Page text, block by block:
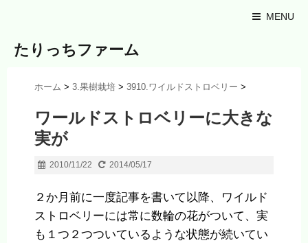
MENU
たりっちファーム
ホーム > 3.果樹栽培 > 3910.ワイルドストロベリー >
ワールドストロベリーに大きな
実が
2010/11/22 2014/05/17
２か月前に一度記事を書いて以降、ワイルド
ストロベリーには常に数輪の花がついて、実
も１つ２つついているような状態が続いてい